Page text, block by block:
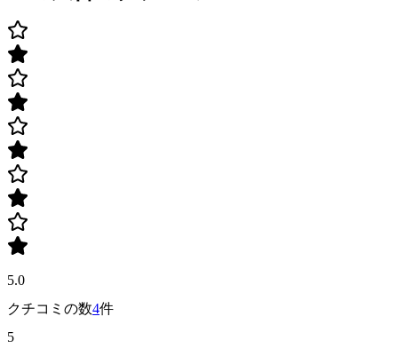
5.0
クチコミの数4件
5